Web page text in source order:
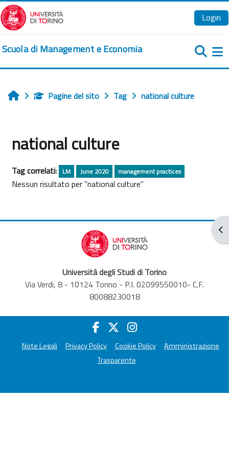
Vai al contenuto principale
Login
Scuola di Management e Economia
HomePagine del sito Tag national culture
national culture
Tag correlati: LM June 2020 management practices
Nessun risultato per "national culture"
Università degli Studi di Torino
Via Verdi, 8 - 10124 Torino - P.I. 02099550010- C.F.
80088230018
Note Legali Privacy Policy Cookie Policy
Amministrazione
Trasparente